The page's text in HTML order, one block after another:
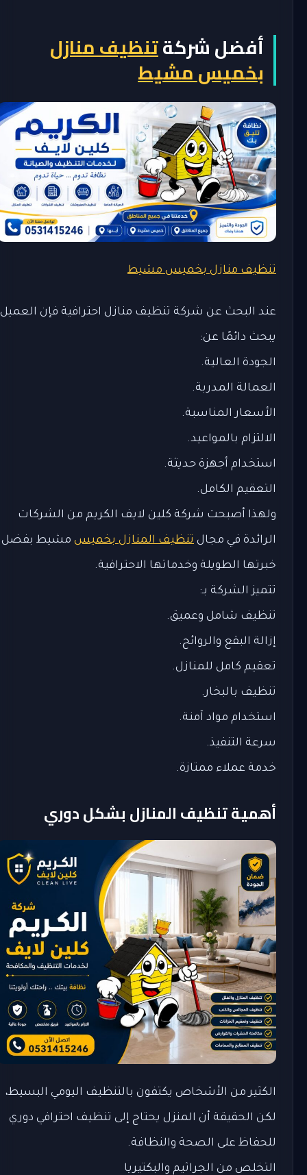
أفضل شركةتنظيف منازل
بخميس مشيط
تنظيف منازل بخميس مشيط
عند البحث عن شركة تنظيف منازل احترافية فإن العميل
يبحث دائمًا عن:
الجودة العالية.
العمالة المدربة.
الأسعار المناسبة.
الالتزام بالمواعيد.
استخدام أجهزة حديثة.
التعقيم الكامل.
ولهذا أصبحت شركة كلين لايف الكريم من الشركات
الرائدة في مجالتنظيف المنازل بخميسمشيط بفضل
خبرتها الطويلة وخدماتها الاحترافية.
تتميز الشركة بـ:
تنظيف شامل وعميق.
إزالة البقع والروائح.
تعقيم كامل للمنازل.
تنظيف بالبخار.
استخدام مواد آمنة.
سرعة التنفيذ.
خدمة عملاء ممتازة.
أهمية تنظيف المنازل بشكل دوري
الكثير من الأشخاص يكتفون بالتنظيف اليومي البسيط،
لكن الحقيقة أن المنزل يحتاج إلى تنظيف احترافي دوري
للحفاظ على الصحة والنظافة.
التخلص من الجراثيم والبكتيريا